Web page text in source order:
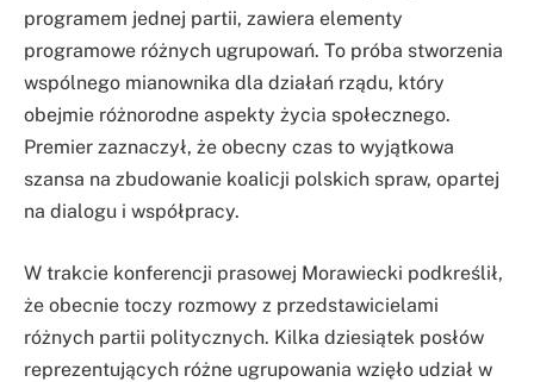
programem jednej partii, zawiera elementy
programowe różnych ugrupowań. To próba stworzenia
wspólnego mianownika dla działań rządu, który
obejmie różnorodne aspekty życia społecznego.
Premier zaznaczył, że obecny czas to wyjątkowa
szansa na zbudowanie koalicji polskich spraw, opartej
na dialogu i współpracy.
W trakcie konferencji prasowej Morawiecki podkreślił,
że obecnie toczy rozmowy z przedstawicielami
różnych partii politycznych. Kilka dziesiątek posłów
reprezentujących różne ugrupowania wzięło udział w